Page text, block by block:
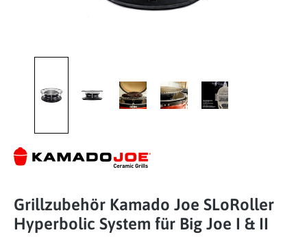
Grillzubehör Kamado Joe SLoRoller
Hyperbolic System für Big Joe I & II